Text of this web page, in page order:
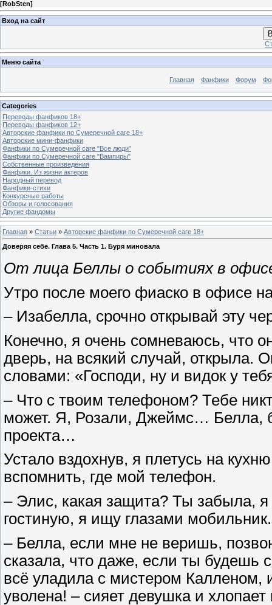
[RobSten]
Вход на сайт
Меню сайта
Главная Фанфики Форум
Categories
Переводы фанфиков 18+
Переводы фанфиков 12+
Авторские фанфики по Сумеречной саге 18+
Авторские мини-фанфики
Фанфики по Сумеречной саге "Все люди"
Фанфики по Сумеречной саге "Вампиры"
Собственные произведения
Фанфики. Из жизни актеров
Народный перевод
Фанфики-стихи
Конкурсные работы
Обзоры и голосования
Другие фандомы
Главная » Статьи » Авторские фанфики по Сумеречной саге 18+
Доверяя себе. Глава 5. Часть 1. Буря миновала
От лица Беллы о событиях в
Утро после моего фиаско в офисе
– Изабелла, срочно открывай эту
Конечно, я очень сомневаюсь, что
дверь, на всякий случай, открыла.
словами: «Господи, ну и видок у
– Что с твоим телефоном? Тебе
может. Я, Розали, Джеймс… Белла,
проекта…
Устало вздохнув, я плетусь на
вспомнить, где мой телефон.
– Элис, какая защита? Ты забыла,
гостиную, я ищу глазами мобильник.
– Белла, если мне не веришь,
сказала, что даже, если ты будешь
всё уладила с мистером Калленом,
уволена! – сияет девушка и